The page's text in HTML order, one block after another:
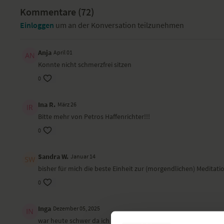
Kommentare (72)
Einloggen um an der Konversation teilzunehmen
Anja April 01
Konnte nicht schmerzfrei sitzen
0
Ina R. März 26
Bitte mehr von Petros Haffenrichter!!!
0
Sandra W. Januar 14
bisher für mich die beste Einheit zur (morgendlichen)
0
Inga Dezember 05, 2025
war heute schwer da ich rot mit Aktion Energie verbinde, mich